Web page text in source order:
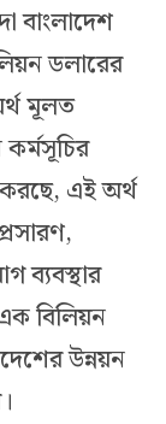
বাংলাদেশ
ডলারের
মূলত
কর্মসূচির
এই অর্থ
ব্যবস্থার
বিলিয়ন
উন্নয়ন